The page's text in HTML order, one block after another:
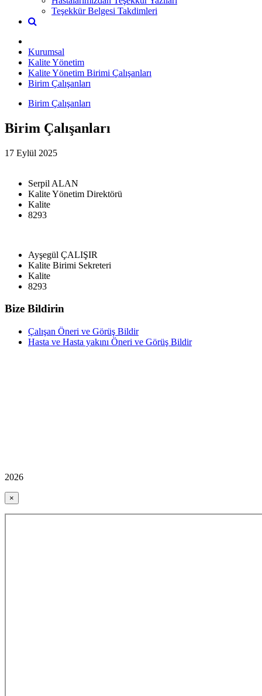
Teşekkür Belgesi Takdimleri
Kurumsal
Kalite Yönetim
Kalite Yönetim Birimi Çalışanları
Birim Çalışanları
Birim Çalışanları
Birim Çalışanları
17 Eylül 2025
Serpil ALAN
Kalite Yönetim Direktörü
Kalite
8293
Ayşegül ÇALIŞIR
Kalite Birimi Sekreteri
Kalite
8293
Bize Bildirin
Çalışan Öneri ve Görüş Bildir
Hasta ve Hasta yakını Öneri ve Görüş Bildir
2026
×